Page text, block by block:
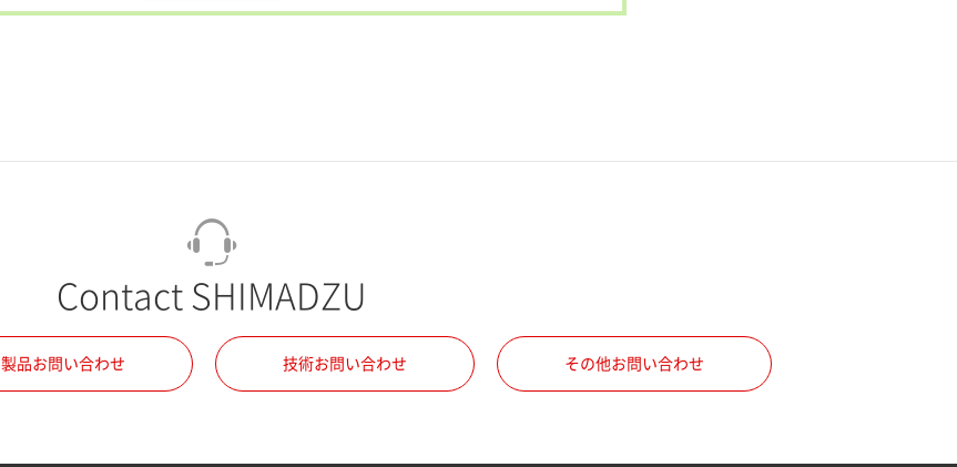
Contact SHIMADZU
製品お問い合わせ 技術お問い合わせ その他お問い合わせ